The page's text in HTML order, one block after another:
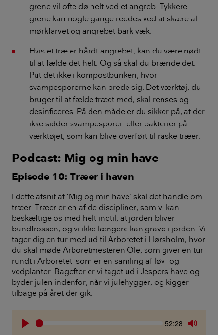
grene vil ofte dø helt ved et angreb. Tykkere
grene kan nogle gange reddes ved at skære al
mørkfarvet og angrebet bark væk.
Hvis et træ er hårdt angrebet, kan du være nødt
til at fælde det helt. Og så skal du brænde det.
Put det ikke i kompostbunken, hvor
svampesporerne kan brede sig. Det værktøj, du
bruger til at fælde træet med, skal renses og
desinficeres. På den måde er du sikker på, at der
ikke sidder svampesporer eller bakterier på
værktøjet, som kan blive overført til raske træer.
Podcast: Mig og min have
Episode 10: Træer i haven
I dette afsnit af ‘Mig og min have’ skal det handle om
træer. Træer er en af de discipliner, som vi kan
beskæftige os med helt indtil, at jorden bliver
bundfrossen, og vi ikke længere kan grave i jorden. Vi
tager dig en tur med ud til Arboretet i Hørsholm, hvor
du skal møde Arboretmesteren Ole, som giver en tur
rundt i Arboretet, som er en samling af løv- og
vedplanter. Bagefter er vi taget ud i Jespers have og
byder julen indenfor, når vi julehygger, og kigger
tilbage på året der gik.
Current
52:28